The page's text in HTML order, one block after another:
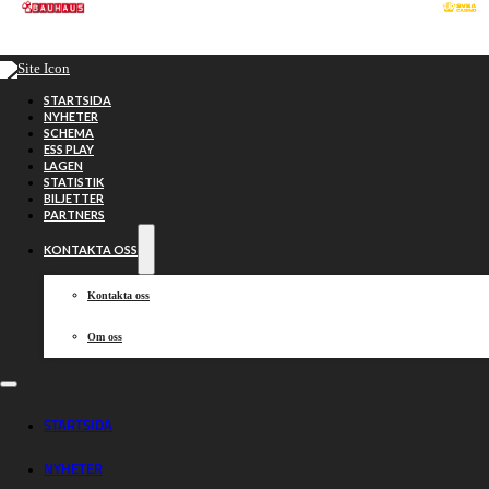
Hoppa till huvudinnehåll
STARTSIDA
NYHETER
SCHEMA
ESS PLAY
LAGEN
STATISTIK
BILJETTER
PARTNERS
KONTAKTA OSS
Kontakta oss
Om oss
STARTSIDA
NYHETER
Kvartsfinal att